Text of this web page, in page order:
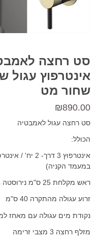
סט רחצה
אינטרפוץ עגול
שחור מט
₪890.00
סט רחצה עגול לאמבטיה
הכולל:
במעמד הקניה)
ראש מקלחת 25 ס"מ נירוסטה 304 S.S.
זרוע עגולה מהתקרה 40 ס"מ
נקודת מים עגולה עם מאחז
מזלף רחצה 3 מצבי זרימה